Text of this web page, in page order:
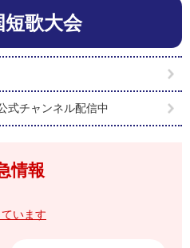
短歌大会
式チャンネル配信中
情報
います